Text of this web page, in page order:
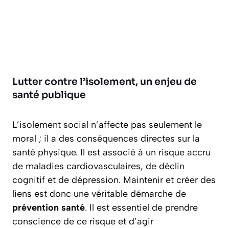
Lutter contre l’isolement, un enjeu de
santé publique
L’isolement social n’affecte pas seulement le
moral ; il a des conséquences directes sur la
santé physique. Il est associé à un risque accru
de maladies cardiovasculaires, de déclin
cognitif et de dépression. Maintenir et créer des
liens est donc une véritable démarche de
prévention santé. Il est essentiel de prendre
conscience de ce risque et d’agir